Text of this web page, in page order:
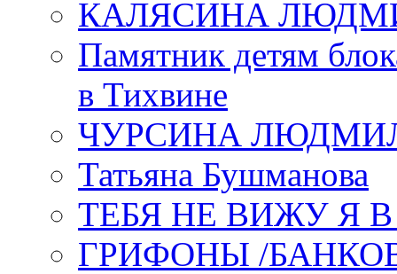
КАЛЯСИНА
Памятник детям
в Тихвине
ЧУРСИНА
Татьяна Бушманова
ТЕБЯ НЕ ВИЖУ Я
ГРИФОНЫ /